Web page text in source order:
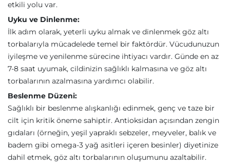
etkili yolu var.
Uyku ve Dinlenme:
İlk adım olarak, yeterli uyku almak ve dinlenmek göz altı
torbalarıyla mücadelede temel bir faktördür. Vücudunuzun
iyileşme ve yenilenme sürecine ihtiyacı vardır. Günde en az
7-8 saat uyumak, cildinizin sağlıklı kalmasına ve göz altı
torbalarının azalmasına yardımcı olabilir.
Beslenme Düzeni:
Sağlıklı bir beslenme alışkanlığı edinmek, genç ve taze bir
cilt için kritik öneme sahiptir. Antioksidan açısından zengin
gıdaları (örneğin, yeşil yapraklı sebzeler, meyveler, balık ve
badem gibi omega-3 yağ asitleri içeren besinler) diyetinize
dahil etmek, göz altı torbalarının oluşumunu azaltabilir.